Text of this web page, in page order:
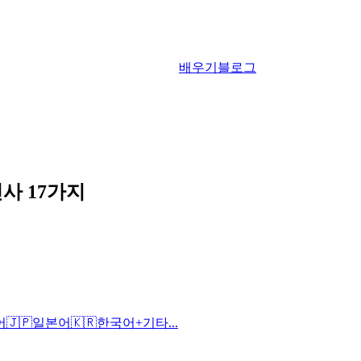
배우기 블로그
17가지
🇯🇵일본어🇰🇷한국어+기타...